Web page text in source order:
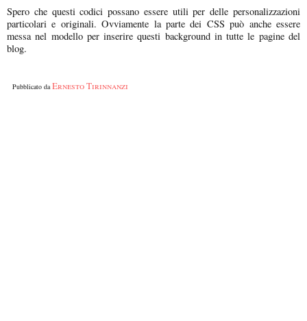
Spero che questi codici possano essere utili per delle personalizzazioni
particolari e originali. Ovviamente la parte dei CSS può anche essere
messa nel modello per inserire questi background in tutte le pagine del
blog.
Pubblicato da Ernesto Tirinnanzi